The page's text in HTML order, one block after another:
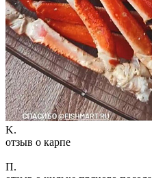
K.
отзыв о карпе
П.